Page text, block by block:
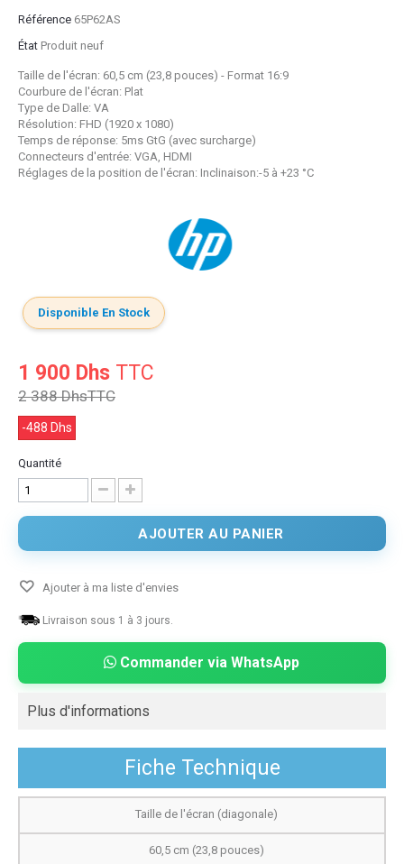
Référence 65P62AS
État Produit neuf
Taille de l'écran: 60,5 cm (23,8 pouces) - Format 16:9
Courbure de l'écran: Plat
Type de Dalle: VA
Résolution: FHD (1920 x 1080)
Temps de réponse: 5ms GtG (avec surcharge)
Connecteurs d'entrée: VGA, HDMI
Réglages de la position de l'écran: Inclinaison:-5 à +23 °C
Disponible En Stock
1 900 Dhs TTC
2 388 DhsTTC
-488 Dhs
Quantité
AJOUTER AU PANIER
Ajouter à ma liste d'envies
Livraison sous 1 à 3 jours.
Commander via WhatsApp
Plus d'informations
Fiche Technique
Taille de l'écran (diagonale)
60,5 cm (23,8 pouces)